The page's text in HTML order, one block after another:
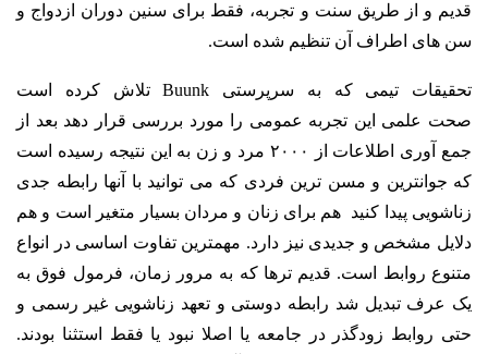
قدیم و از طریق سنت و تجربه، فقط برای سنین دوران ازدواج و
سن های اطراف آن تنظیم شده است.
تحقیقات تیمی که به سرپرستی Buunk تلاش کرده است
صحت علمی این تجربه عمومی را مورد بررسی قرار دهد بعد از
جمع آوری اطلاعات از ۲۰۰۰ مرد و زن به این نتیجه رسیده است
که جوانترین و مسن ترین فردی که می توانید با آنها رابطه جدی
زناشویی پیدا کنید هم برای زنان و مردان بسیار متغیر است و هم
دلایل مشخص و جدیدی نیز دارد. مهمترین تفاوت اساسی در انواع
متنوع روابط است. قدیم ترها که به مرور زمان، فرمول فوق به
یک عرف تبدیل شد رابطه دوستی و تعهد زناشویی غیر رسمی و
حتی روابط زودگذر در جامعه یا اصلا نبود یا فقط استثنا بودند.